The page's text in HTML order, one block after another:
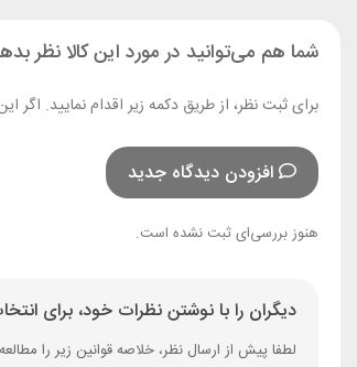
شما هم می‌توانید در مورد این کالا نظر
برای ثبت نظر، از طریق دکمه زیر اقدام نمایید.
افزودن دیدگاه جدید
هنوز بررسی‌ای ثبت نشده است.
دیگران را با نوشتن نظرات خود، برای
لطفا پیش از ارسال نظر، خلاصه قوانین زیر را